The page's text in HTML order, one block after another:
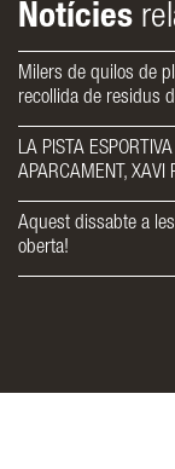
Notícies
Milers de quilos de
recollida de residus
LA PISTA
APARCAMENT, XAVI
Aquest dissabte a
oberta!